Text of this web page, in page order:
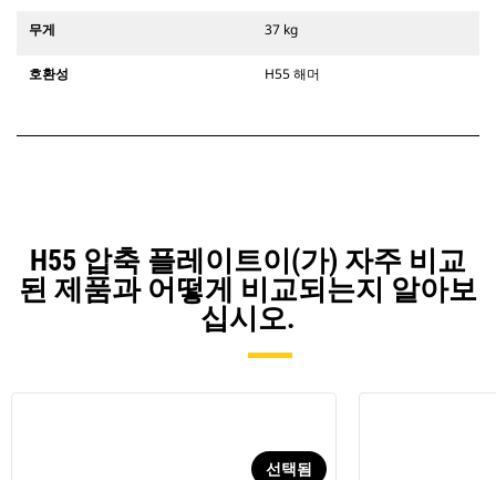
무게 37 kg
호환성 H55 해머
H55 압축 플레이트이(가) 자주 비교
된 제품과 어떻게 비교되는지 알아보
십시오.
선택됨